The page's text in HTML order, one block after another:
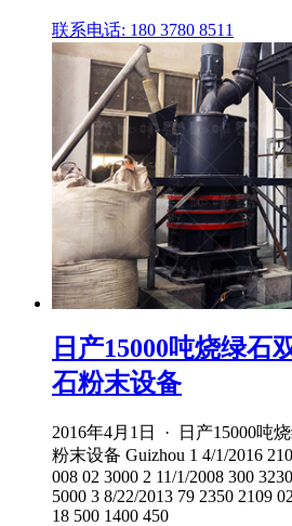
联系电话: 180 3780 8511
日产15000吨烧绿石
石粉末设备
2016年4月1日 · 日产15000吨
粉末设备 Guizhou 1 4/1/2016
008 02 3000 2 11/1/2008 300
5000 3 8/22/2013 79 2350 2109
18 500 1400 450